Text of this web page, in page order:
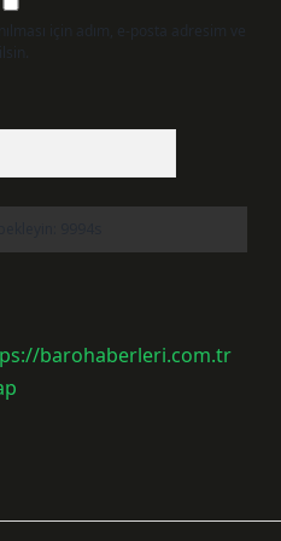
için adım, e-posta adresim ve
barohaberleri.com.tr